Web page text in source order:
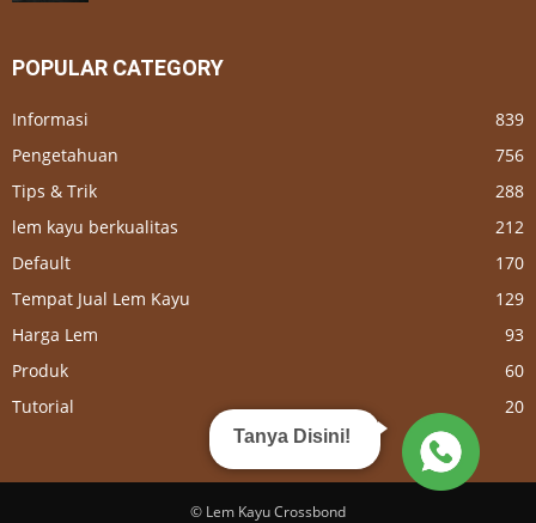
POPULAR CATEGORY
Informasi
839
Pengetahuan
756
Tips & Trik
288
lem kayu berkualitas
212
Default
170
Tempat Jual Lem Kayu
129
Harga Lem
93
Produk
60
Tutorial
20
© Lem Kayu Crossbond
Tanya Disini!